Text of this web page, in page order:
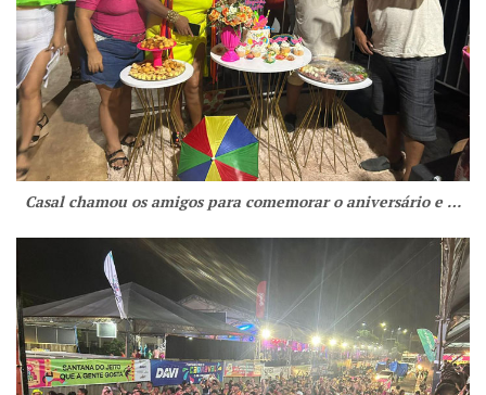
Casal chamou os amigos para comemorar o aniversário e …